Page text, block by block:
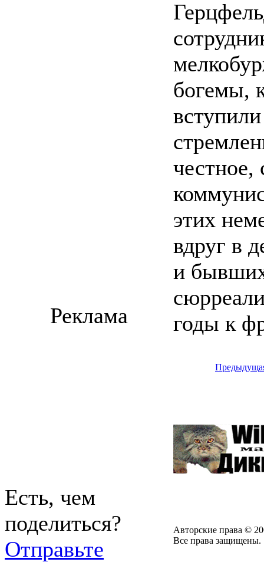
богемы,
честное,
этих
вдруг в
и
годы к
Реклама
Есть, чем
поделиться?
Отправьте
Авторские права ©
Все права защищены.